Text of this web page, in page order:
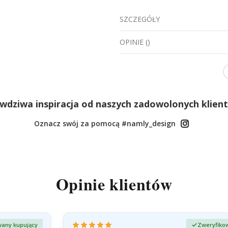
SZCZEGÓŁY
OPINIE ()
inspiracja od naszych zadowolonych
Oznacz swój za pomocą #namly_design
Opinie klientów
kupujący